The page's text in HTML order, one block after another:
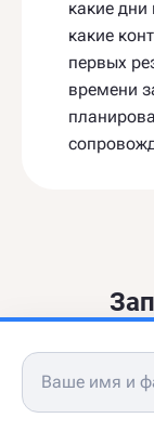
какие дни
какие
первых
времени